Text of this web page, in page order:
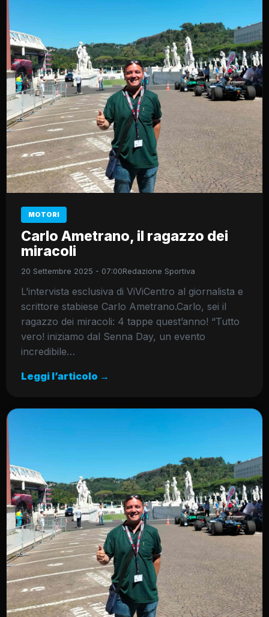
MOTORI
Carlo Ametrano, il ragazzo dei
miracoli
20 Settembre 2025 - 07:00Redazione Sportiva
L’intervista esclusiva di ViViCentro al giornalista e
scrittore stabiese Carlo Ametrano.Carlo, sei il
ragazzo dei miracoli: 4 tappe quest’anno! “Tutto
vero! iniziamo dal Senna Day, un evento
incredibile…
Leggi l’articolo →